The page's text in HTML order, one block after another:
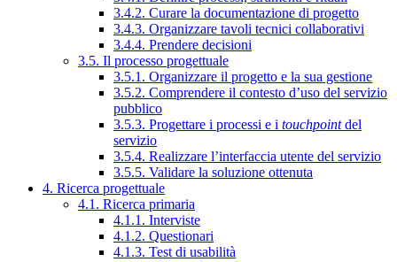
3.4.2. Curare la documentazione di progetto
3.4.3. Organizzare tavoli tecnici collaborativi
3.4.4. Prendere decisioni
3.5. Il processo progettuale
3.5.1. Organizzare il progetto e la sua gestione
3.5.2. Comprendere il contesto d’uso del servizio
pubblico
3.5.3. Progettare i processi e i touchpointdel
servizio
3.5.4. Realizzare l’interfaccia utente del servizio
3.5.5. Validare la soluzione ottenuta
4. Ricerca progettuale
4.1. Ricerca primaria
4.1.1. Interviste
4.1.2. Questionari
4.1.3. Test di usabilità